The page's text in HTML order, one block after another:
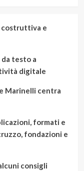
costruttiva e
da testo a
digitale
Marinelli centra
formati e
fondazioni e
consigli